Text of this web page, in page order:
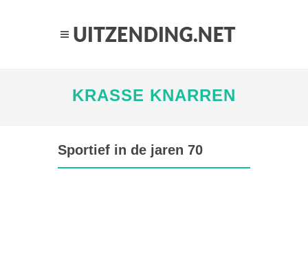
KRASSE KNARREN
Sportief in de jaren 70